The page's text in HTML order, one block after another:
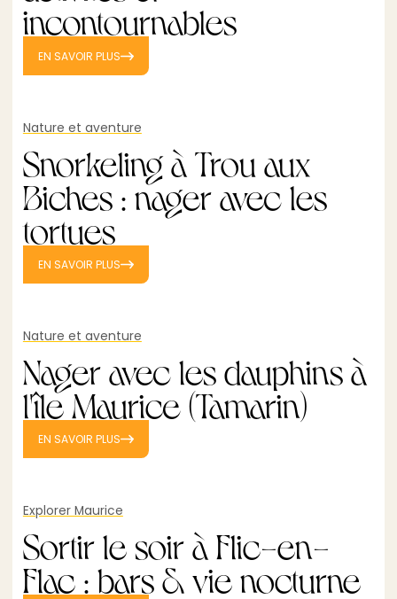
incontournables
EN SAVOIR PLUS
Nature et aventure
Snorkeling à Trou aux
Biches : nager avec les
tortues
EN SAVOIR PLUS
Nature et aventure
Nager avec les dauphins à
l'île Maurice (Tamarin)
EN SAVOIR PLUS
Explorer Maurice
Sortir le soir à Flic-en-
Flac : bars & vie nocturne